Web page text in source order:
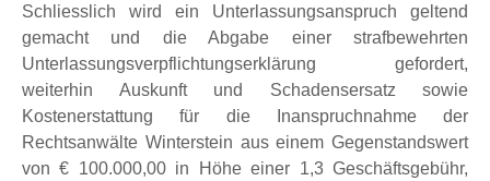
Schliesslich wird ein Unterlassungsanspruch geltend
gemacht und die Abgabe einer strafbewehrten
Unterlassungsverpflichtungserklärung gefordert,
weiterhin Auskunft und Schadensersatz sowie
Kostenerstattung für die Inanspruchnahme der
Rechtsanwälte Winterstein aus einem Gegenstandswert
von € 100.000,00 in Höhe einer 1,3 Geschäftsgebühr,